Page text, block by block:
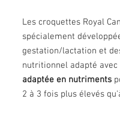
Les croquettes Royal
spécialement
gestation/lactation et
nutritionnel adapté avec
adaptée en nutriments
2 à 3 fois plus élevés